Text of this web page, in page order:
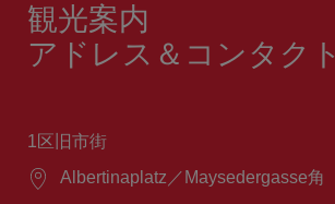
観光案内
アドレス＆コンタクト
1区旧市街
場
Albertinaplatz／Maysedergasse角